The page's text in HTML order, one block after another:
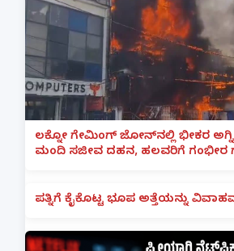
ಲಕ್ನೋ ಗೇಮಿಂಗ್ ಜೋನ್‌ನಲ್ಲಿ ಭೀಕರ
ಮಂದಿ ಸಜೀವ ದಹನ, ಹಲವರಿಗೆ ಗಂಭೀರ
ಪತ್ನಿಗೆ ಕೈಕೊಟ್ಟ ಭೂಪ ಅತ್ತೆಯನ್ನು